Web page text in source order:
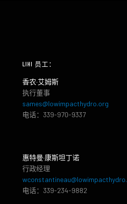
LIHI 员工：
香农·艾姆斯
执行董事
sames@lowimpacthydro.org
电话：339-970-9337
惠特曼·康斯坦丁诺
行政经理
电话：339-234-9882